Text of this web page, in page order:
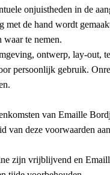
onjuistheden in de
met de hand wordt
te nemen.
ontwerp, lay-out,
persoonlijk gebruik.
van Emaille
van deze voorwaarden
zijn vrijblijvend en